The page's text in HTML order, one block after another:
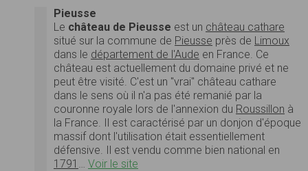
Pieusse
Le château de Pieusse est un château cathare
situé sur la commune de Pieusse près de Limoux
dans le département de l'Aude en France. Ce
château est actuellement du domaine privé et ne
peut être visité. C'est un "vrai" château cathare
dans le sens où il n'a pas été remanié par la
couronne royale lors de l'annexion du Roussillon à
la France. Il est caractérisé par un donjon d'époque
massif dont l'utilisation était essentiellement
défensive. Il est vendu comme bien national en
1791
Voir le site